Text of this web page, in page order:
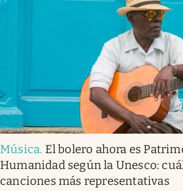
Música. El bolero ahora es
Humanidad según la Unesco:
canciones más representativas